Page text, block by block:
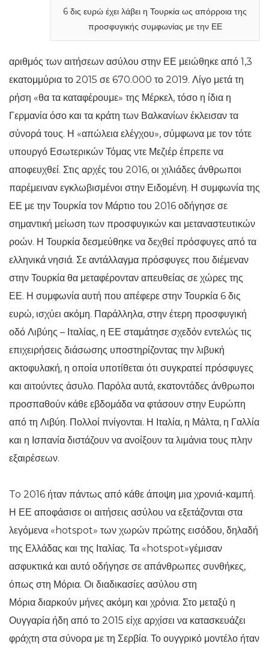
6 δις ευρώ έχει λάβει η Τουρκία ως απόρροια της
προσφυγικής συμφωνίας με την ΕΕ
αριθμός των αιτήσεων ασύλου στην ΕΕ μειώθηκε από 1,3
εκατομμύρια το 2015 σε 670.000 το 2019. Λίγο μετά τη
ρήση «θα τα καταφέρουμε» της Μέρκελ, τόσο η ίδια η
Γερμανία όσο και τα κράτη των Βαλκανίων έκλεισαν τα
σύνορά τους. Η «απώλεια ελέγχου», σύμφωνα με τον τότε
υπουργό Εσωτερικών Τόμας ντε Μεζιέρ έπρεπε να
αποφευχθεί. Στις αρχές του 2016, οι χιλιάδες άνθρωποι
παρέμειναν εγκλωβισμένοι στην Ειδομένη. Η συμφωνία της
ΕΕ με την Τουρκία τον Μάρτιο του 2016 οδήγησε σε
σημαντική μείωση των προσφυγικών και μεταναστευτικών
ροών. Η Τουρκία δεσμεύθηκε να δεχθεί πρόσφυγες από τα
ελληνικά νησιά. Σε αντάλλαγμα πρόσφυγες που διέμεναν
στην Τουρκία θα μεταφέρονταν απευθείας σε χώρες της
ΕΕ. Η συμφωνία αυτή που απέφερε στην Τουρκία 6 δις
ευρώ, ισχύει ακόμη. Παράλληλα, στην έτερη προσφυγική
οδό Λιβύης – Ιταλίας, η ΕΕ σταμάτησε σχεδόν εντελώς τις
επιχειρήσεις διάσωσης υποστηρίζοντας την λιβυκή
ακτοφυλακή, η οποία υποτίθεται ότι συγκρατεί πρόσφυγες
και αιτούντες άσυλο. Παρόλα αυτά, εκατοντάδες άνθρωποι
προσπαθούν κάθε εβδομάδα να φτάσουν στην Ευρώπη
από τη Λιβύη. Πολλοί πνίγονται. Η Ιταλία, η Μάλτα, η Γαλλία
και η Ισπανία διστάζουν να ανοίξουν τα λιμάνια τους πλην
εξαιρέσεων.
To 2016 ήταν πάντως από κάθε άποψη μια χρονιά-καμπή.
Η ΕΕ αποφάσισε οι αιτήσεις ασύλου να εξετάζονται στα
λεγόμενα «hotspot» των χωρών πρώτης εισόδου, δηλαδή
της Ελλάδας και της Ιταλίας. Τα «hotspot»γέμισαν
ασφυκτικά και αυτό οδήγησε σε απάνθρωπες συνθήκες,
όπως στη Μόρια. Οι διαδικασίες ασύλου στη
Μόρια διαρκούν μήνες ακόμη και χρόνια. Στο μεταξύ η
Ουγγαρία ήδη από το 2015 είχε αρχίσει να κατασκευάζει
φράχτη στα σύνορα με τη Σερβία. Το ουγγρικό μοντέλο ήταν